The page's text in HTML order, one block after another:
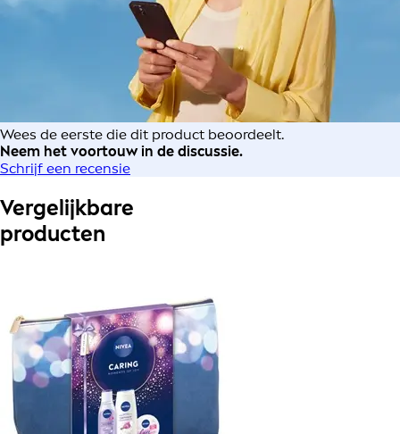
Wees de eerste die dit product beoordeelt.
Neem het voortouw in de discussie.
Schrijf een recensie
Vergelijkbare
producten